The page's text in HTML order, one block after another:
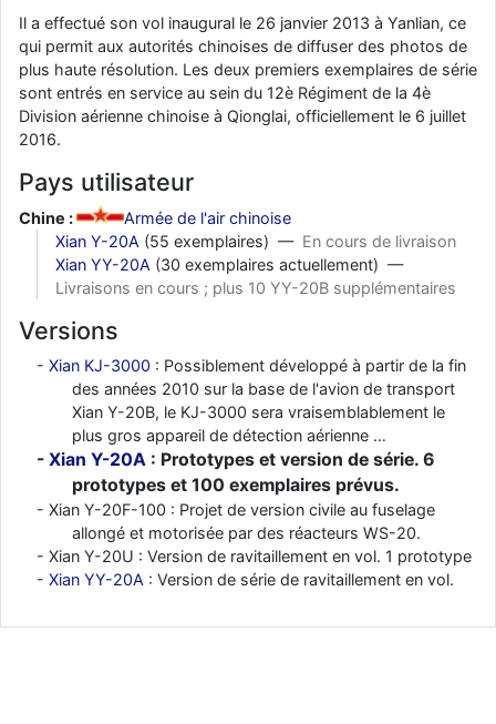
Il a effectué son vol inaugural le 26 janvier 2013 à Yanlian, ce
qui permit aux autorités chinoises de diffuser des photos de
plus haute résolution. Les deux premiers exemplaires de série
sont entrés en service au sein du 12è Régiment de la 4è
Division aérienne chinoise à Qionglai, officiellement le 6 juillet
2016.
Pays utilisateur
Chine :
Armée de l'air chinoise
Xian Y-20A (55 exemplaires) — En cours de livraison
Xian YY-20A (30 exemplaires actuellement) —
Livraisons en cours ; plus 10 YY-20B supplémentaires
Versions
Xian KJ-3000 : Possiblement développé à partir de la fin
des années 2010 sur la base de l'avion de transport
Xian Y-20B, le KJ-3000 sera vraisemblablement le
plus gros appareil de détection aérienne …
Xian Y-20A : Prototypes et version de série. 6
prototypes et 100 exemplaires prévus.
Xian Y-20F-100 : Projet de version civile au fuselage
allongé et motorisée par des réacteurs WS-20.
Xian Y-20U : Version de ravitaillement en vol. 1 prototype
Xian YY-20A : Version de série de ravitaillement en vol.